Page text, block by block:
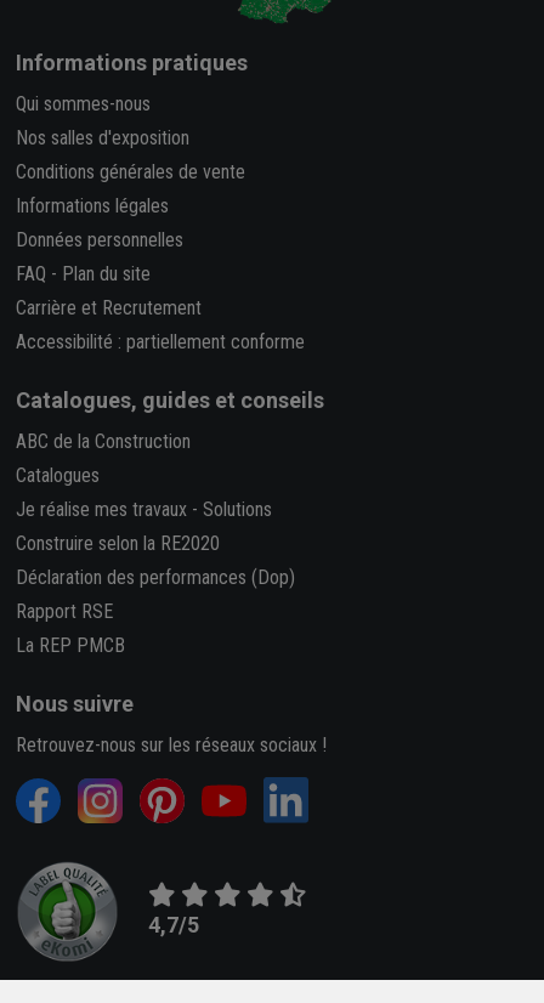
Informations pratiques
Qui sommes-nous
Nos salles d'exposition
Conditions générales de vente
Informations légales
Données personnelles
FAQ - Plan du site
Carrière et Recrutement
Accessibilité : partiellement conforme
Catalogues, guides et conseils
ABC de la Construction
Catalogues
Je réalise mes travaux - Solutions
Construire selon la RE2020
Déclaration des performances (Dop)
Rapport RSE
La REP PMCB
Nous suivre
Retrouvez-nous sur les réseaux sociaux !
4,7/5